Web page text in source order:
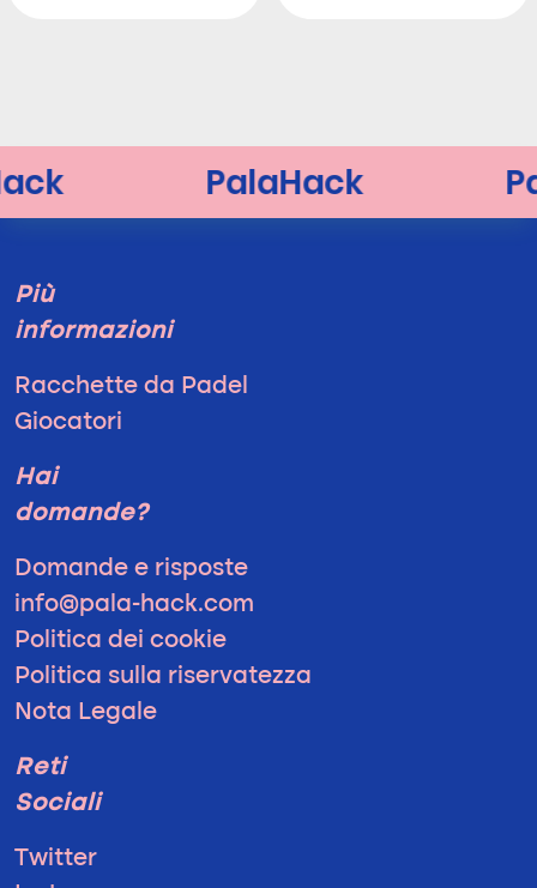
Più
informazioni
Racchette da Padel
Giocatori
Hai
domande?
Domande e risposte
info@pala-hack.com
Politica dei cookie
Politica sulla riservatezza
Nota Legale
Reti
Sociali
Twitter